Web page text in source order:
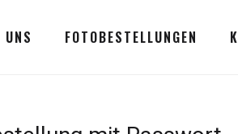
UNS FOTOBESTELLUNGEN